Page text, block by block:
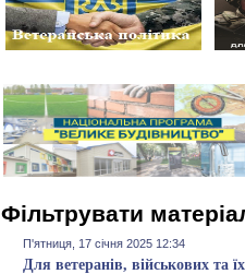
Фільтрувати
П'ятниця, 17 січня 2025 12:34
Для ветеранів, військових та